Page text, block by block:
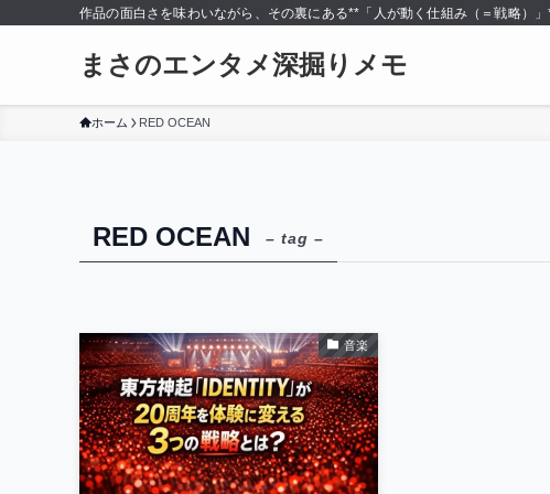
作品の面白さを味わいながら、その裏にある**「人が動く仕組み（＝戦略）
まさのエンタメ深掘りメモ
ホーム RED OCEAN
RED OCEAN – tag –
音楽